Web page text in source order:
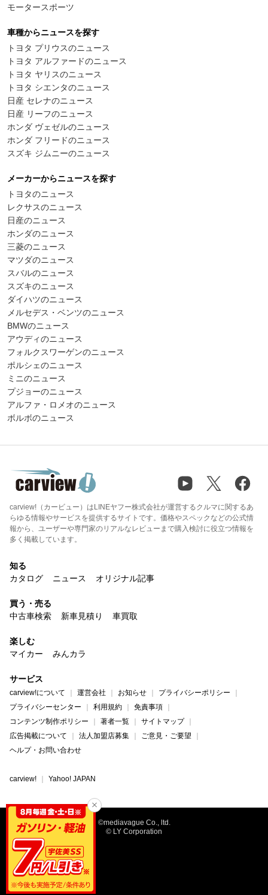
モータースポーツ
車種からニュースを探す
トヨタ プリウスのニュース
トヨタ アルファードのニュース
トヨタ ヤリスのニュース
トヨタ シエンタのニュース
日産 セレナのニュース
日産 リーフのニュース
ホンダ ヴェゼルのニュース
ホンダ フリードのニュース
スズキ ジムニーのニュース
メーカーからニュースを探す
トヨタのニュース
レクサスのニュース
日産のニュース
ホンダのニュース
三菱のニュース
マツダのニュース
スバルのニュース
スズキのニュース
ダイハツのニュース
メルセデス・ベンツのニュース
BMWのニュース
アウディのニュース
フォルクスワーゲンのニュース
ポルシェのニュース
ミニのニュース
プジョーのニュース
アルファ・ロメオのニュース
ボルボのニュース
carview!（カービュー）はLINEヤフー株式会社が運営するクルマに関するあ
らゆる情報やサービスを提供するサイトです。価格やスペックなどの公式情
報から、ユーザーや専門家のリアルなレビューまで購入検討に役立つ情報を
多く掲載しています。
知る
カタログ
ニュース オリジナル記事
買う・売る
中古車検索
新車見積り 車買取
楽しむ
マイカー
みんカラ
サービス
carview!について 運営会社 お知らせ
プライバシーポリシー
プライバシーセンター
利用規約
免責事項
コンテンツ制作ポリシー
著者一覧
サイトマップ
広告掲載について
法人加盟店募集
ご意見・ご要望
ヘルプ・お問い合わせ
carview! Yahoo! JAPAN
©mediavague Co., ltd.
© LY Corporation